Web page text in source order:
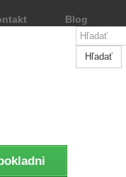
Blog
Hľadať